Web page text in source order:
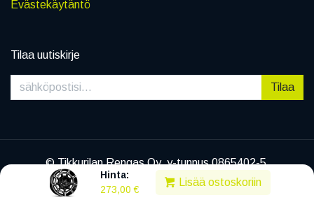
Hinta:
273,00 €
Lisää ostoskoriin
Evästekäytäntö
Tilaa uutiskirje
Tilaa
© Tikkurilan Rengas Oy, y-tunnus 0865402-5
|Tietosuojaseloste